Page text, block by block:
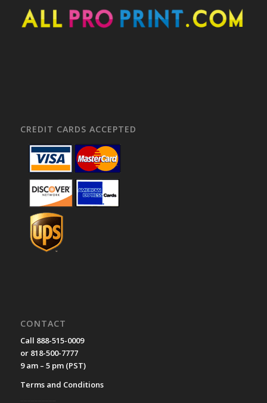
CREDIT CARDS ACCEPTED
CONTACT
Call 888-515-0009
or 818-500-7777
9 am – 5 pm (PST)
Terms and Conditions